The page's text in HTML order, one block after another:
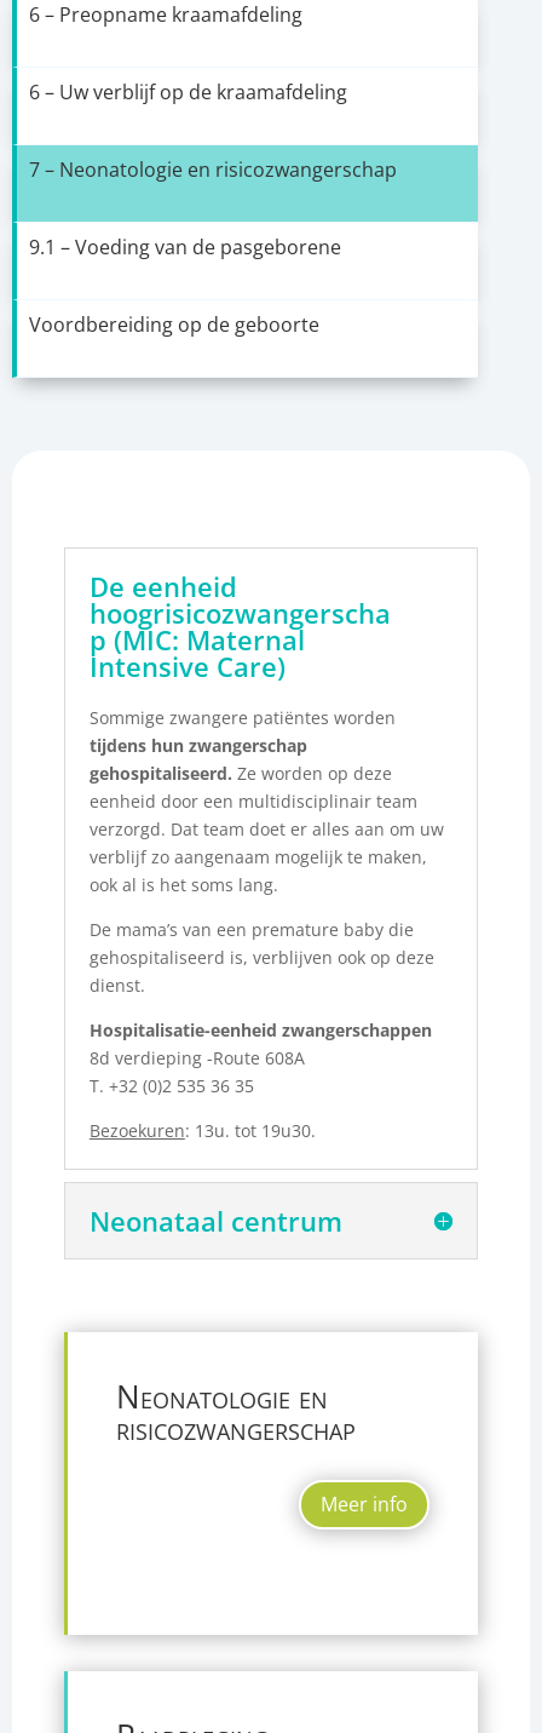
6 – Preopname kraamafdeling
6 – Uw verblijf op de kraamafdeling
7 – Neonatologie en risicozwangerschap
9.1 – Voeding van de pasgeborene
Voordbereiding op de geboorte
De eenheid
hoogrisicozwangerscha
p (MIC: Maternal
Intensive Care)
Sommige zwangere patiëntes worden
tijdens hun zwangerschap
gehospitaliseerd. Ze worden op deze
eenheid door een multidisciplinair team
verzorgd. Dat team doet er alles aan om uw
verblijf zo aangenaam mogelijk te maken,
ook al is het soms lang.
De mama’s van een premature baby die
gehospitaliseerd is, verblijven ook op deze
dienst.
Hospitalisatie-eenheid zwangerschappen
8d verdieping -Route 608A
T. +32 (0)2 535 36 35
Bezoekuren: 13u. tot 19u30.
Neonataal centrum
Neonatologie en
risicozwangerschap
Meer info